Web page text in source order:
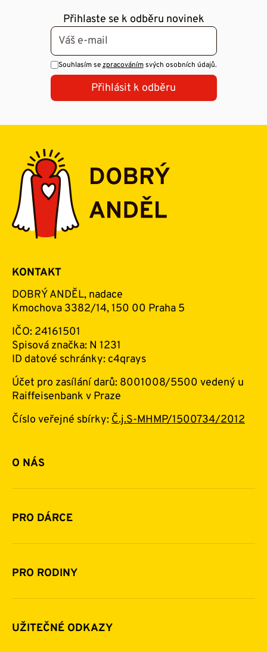
Přihlaste se k odběru novinek
Souhlasím sezpracovánímsvých osobních údajů.
Přihlásit k odběru
KONTAKT
DOBRÝ ANDĚL, nadace
Kmochova 3382/14, 150 00 Praha 5
IČO: 24161501
Spisová značka: N 1231
ID datové schránky: c4qrays
Účet pro zasílání darů: 8001008/5500 vedený u
Raiffeisenbank v Praze
Číslo veřejné sbírky:Č.j.S-MHMP/1500734/2012
O NÁS
Základní informace o nadaci
Historie a zakladatelé
Financování
Pomoc v číslech
Napsali o nás
PRO DÁRCE
Jak pomáhat
Daňová uznatelnost darů
Další možnosti pomoci
Zpravodaje
PRO RODINY
Komu a jak pomáháme
Pravidla poskytování finanční pomoci
UŽITEČNÉ ODKAZY